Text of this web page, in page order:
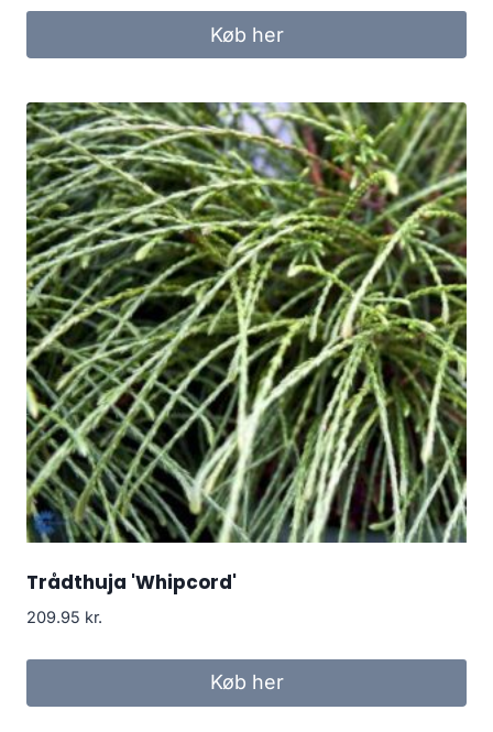
Køb her
Trådthuja 'Whipcord'
209.95 kr.
Køb her